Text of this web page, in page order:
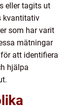
eller tagits ut
kvantitativ
som har varit
mätningar
att identifiera
hjälpa